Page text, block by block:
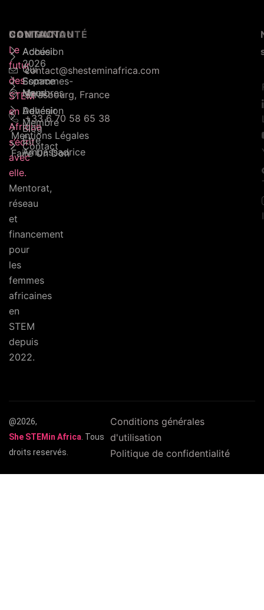
Le
futur
des
STEM
en
Afrique
s’écrit
avec
elle.
Mentorat,
réseau
et
financement
pour
les
femmes
africaines
en
STEM
depuis
2022.
NAVIGATION
Accueil
Qui
Sommmes-
Nous
Adhésion
Blog
Contact
COMMUNAUTÉ
Adhésion
2026
Espace
Membres
Devenir
Membre
Être
Ambassadrice
CONTACT
contact@shesteminafrica.com
Strasbourg, France
+33 6 70 58 65 38
Mentions Légales
Faire Un Don
@2026,
She STEMin Africa. Tous
droits reservés.
Conditions générales
d'utilisation
Politique de confidentialité